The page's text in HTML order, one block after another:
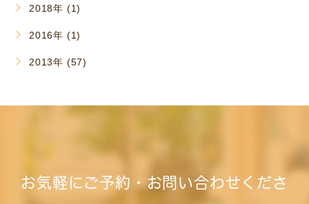
2018年 (1)
2016年 (1)
2013年 (57)
お気軽にご予約・お問い合わせくださ